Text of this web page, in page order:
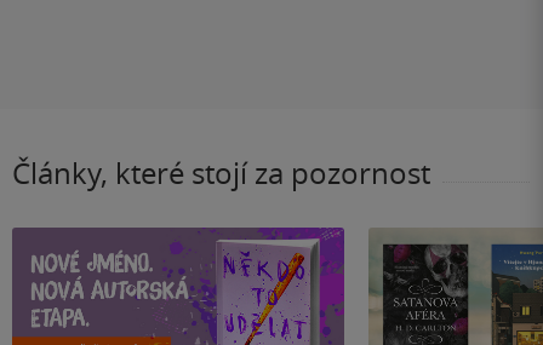
Články, které stojí za pozornost